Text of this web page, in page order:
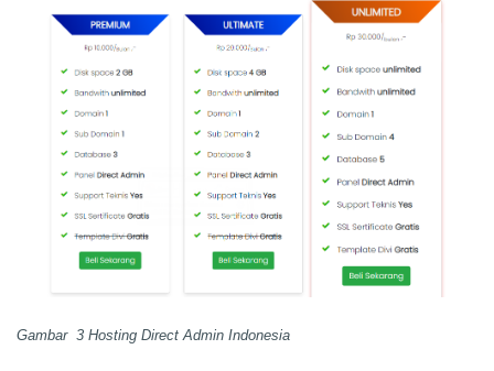
Gambar 3 Hosting Direct Admin Indonesia